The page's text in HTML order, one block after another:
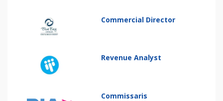
Commercial Director
Revenue Analyst
Commissaris